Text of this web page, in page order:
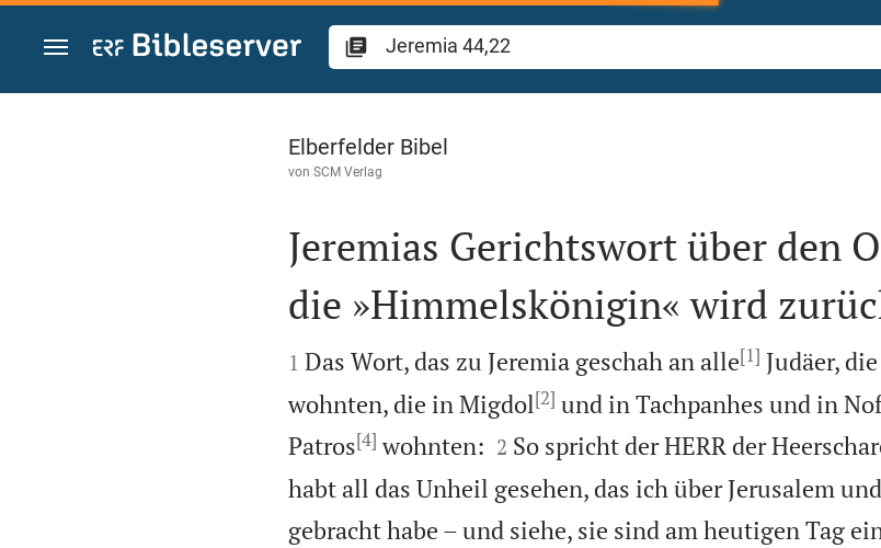
Zum Inhalt springen
Jeremia 44
Elberfelder Bibel
von SCM Verlag

Jeremias Gerichtswort über den
die »Himmelskönigin« wird

1 Das Wort, das zu Jeremia geschah an alle[1] Judäer,
wohnten, die in Migdol[2] und in Tachpanhes und in
Patros[4] wohnten:
2 So spricht der HERR der
habt all das Unheil gesehen, das ich über Jerusalem
gebracht habe – und siehe, sie sind am heutigen Tag